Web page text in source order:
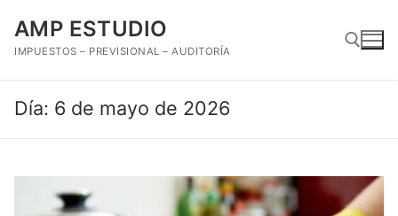
contenido
AMP ESTUDIO
IMPUESTOS – PREVISIONAL – AUDITORÍA
Buscar:
Día: 6 de mayo de 2026